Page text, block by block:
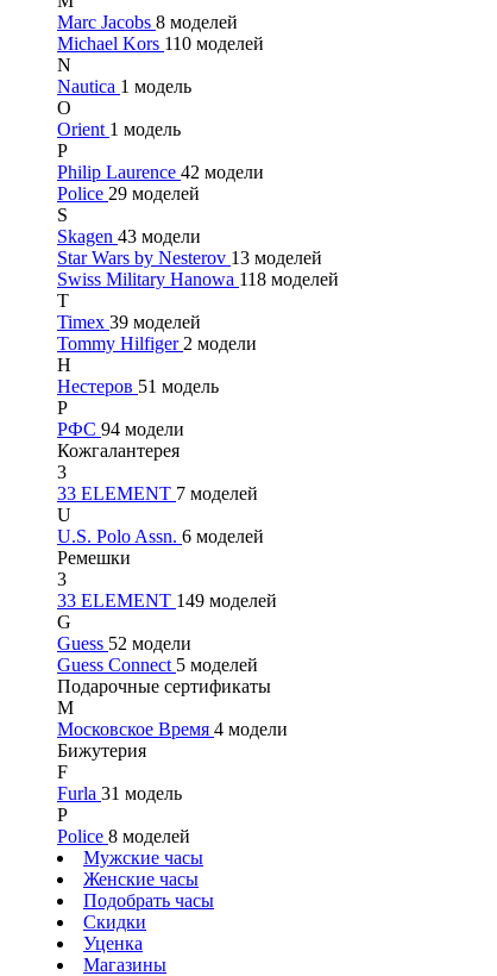
Marc Jacobs 8 моделей
Michael Kors 110 моделей
N
Nautica 1 модель
O
Orient 1 модель
P
Philip Laurence 42 модели
Police 29 моделей
S
Skagen 43 модели
Star Wars by Nesterov 13 моделей
Swiss Military Hanowa 118 моделей
T
Timex 39 моделей
Tommy Hilfiger 2 модели
Н
Нестеров 51 модель
Р
РФС 94 модели
Кожгалантерея
3
33 ELEMENT 7 моделей
U
U.S. Polo Assn. 6 моделей
Ремешки
3
33 ELEMENT 149 моделей
G
Guess 52 модели
Guess Connect 5 моделей
Подарочные сертификаты
М
Московское Время 4 модели
Бижутерия
F
Furla 31 модель
P
Police 8 моделей
Мужские часы
Женские часы
Подобрать часы
Скидки
Уценка
Магазины